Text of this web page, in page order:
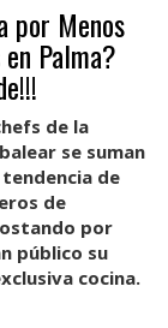
por Menos
Palma?
de la
se suman
de
de
por
público su
cocina.